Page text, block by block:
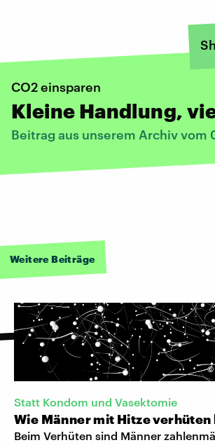
CO2 einsparen
Kleine Handlung,
Beitrag aus unserem Archiv vom
Weitere Beiträge
©
Statt Kondom und Vasektomie
Wie Männer mit Hitze verhüten
Beim Verhüten sind Männer